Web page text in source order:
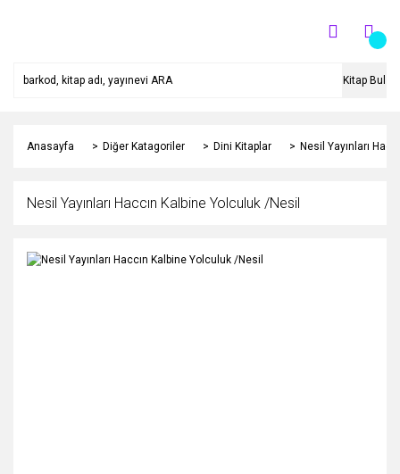
Kitap Bul
Anasayfa Diğer Katagoriler Dini Kitaplar Nesil Yayınları
Nesil Yayınları Haccın Kalbine Yolculuk /Nesil